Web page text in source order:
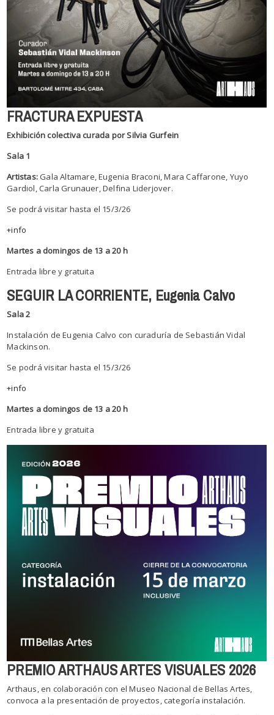
FRACTURA EXPUESTA
Exhibición colectiva curada por Silvia Gurfein
Sala 1
Artistas:Gala Altamare, Eugenia Braconi, Mara Caffarone, Yuyo
Gardiol, Carla Grunauer, Delfina Liderjover.
Se podrá visitar hasta el 15/3/26
+info
Martes a domingos de 13 a 20 h
Entrada libre y gratuita
SEGUIR LA CORRIENTE, Eugenia Calvo
Sala 2
Instalación de Eugenia Calvo con curaduría de Sebastián Vidal
Mackinson.
Se podrá visitar hasta el 15/3/26
+info
Martes a domingos de 13 a 20 h
Entrada libre y gratuita
PREMIO ARTHAUS ARTES VISUALES 2026
Arthaus, en colaboración con el Museo Nacional de Bellas Artes,
convoca a la presentación de proyectos, categoría instalación.